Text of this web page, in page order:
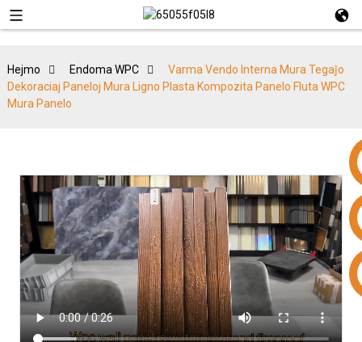
+86 15953240337
Hejmo Endoma WPC
Varma Vendo Interna Mura Tegaĵo
Dekoraciaj Paneloj Mura Ligno Plasta Kompozita Panelo Fluta WPC
Mura Panelo